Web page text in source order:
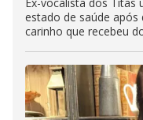
Ex-vocalista dos Titãs
estado de saúde após
carinho que recebeu